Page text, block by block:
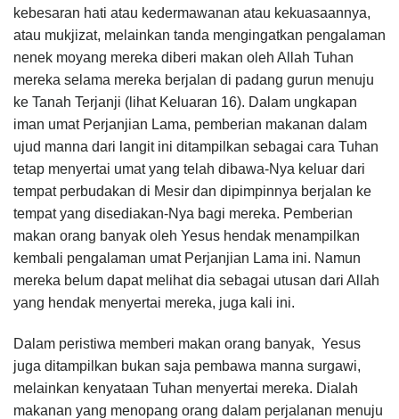
kebesaran hati atau kedermawanan atau kekuasaannya,
atau mukjizat, melainkan tanda mengingatkan pengalaman
nenek moyang mereka diberi makan oleh Allah Tuhan
mereka selama mereka berjalan di padang gurun menuju
ke Tanah Terjanji (lihat Keluaran 16). Dalam ungkapan
iman umat Perjanjian Lama, pemberian makanan dalam
ujud manna dari langit ini ditampilkan sebagai cara Tuhan
tetap menyertai umat yang telah dibawa-Nya keluar dari
tempat perbudakan di Mesir dan dipimpinnya berjalan ke
tempat yang disediakan-Nya bagi mereka. Pemberian
makan orang banyak oleh Yesus hendak menampilkan
kembali pengalaman umat Perjanjian Lama ini. Namun
mereka belum dapat melihat dia sebagai utusan dari Allah
yang hendak menyertai mereka, juga kali ini.
Dalam peristiwa memberi makan orang banyak, Yesus
juga ditampilkan bukan saja pembawa manna surgawi,
melainkan kenyataan Tuhan menyertai mereka. Dialah
makanan yang menopang orang dalam perjalanan menuju